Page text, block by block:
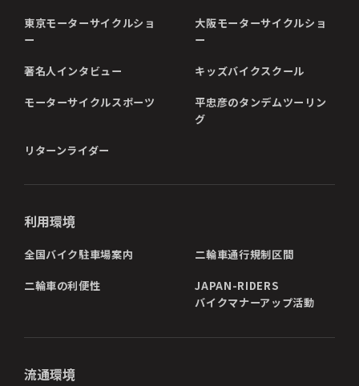
東京モーターサイクルショ
ー
大阪モーターサイクルショ
ー
著名人インタビュー キッズバイクスクール
モーターサイクルスポーツ
平忠彦のタンデムツーリン
グ
リターンライダー
利用環境
全国バイク駐車場案内 二輪車通行規制区間
二輪車の利便性
JAPAN-RIDERS
バイクマナーアップ活動
流通環境